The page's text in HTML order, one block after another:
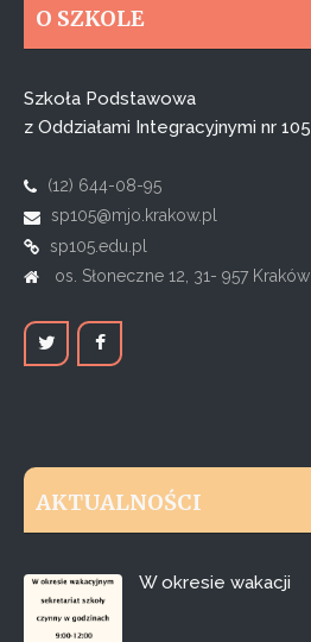
O SZKOLE
Szkoła Podstawowa
z Oddziałami Integracyjnymi nr 105
(12) 644-08-95
sp105@mjo.krakow.pl
sp105.edu.pl
os. Słoneczne 12, 31- 957 Kraków
AKTUALNOŚCI
W okresie wakacji